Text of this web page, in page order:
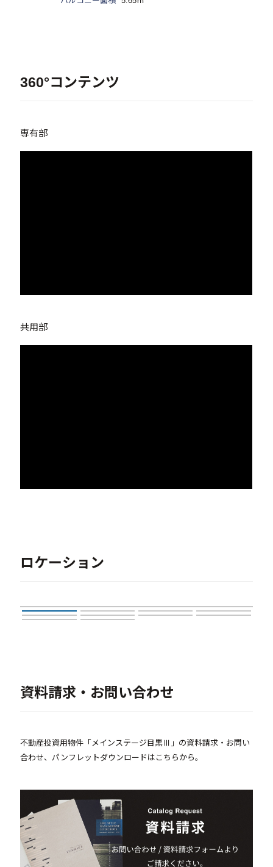
360°コンテンツ
専有部
共用部
ロケーション
資料請求・お問い合わせ
不動産投資用物件「メインステージ目黒Ⅲ」の資料請求・お問い
合わせ、パンフレットダウンロードはこちらから。